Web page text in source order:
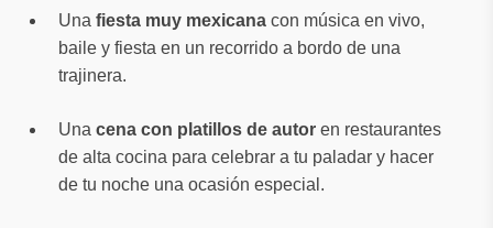
Una fiesta muy mexicana con música en vivo,
baile y fiesta en un recorrido a bordo de una
trajinera.
Una cena con platillos de autor en restaurantes
de alta cocina para celebrar a tu paladar y hacer
de tu noche una ocasión especial.